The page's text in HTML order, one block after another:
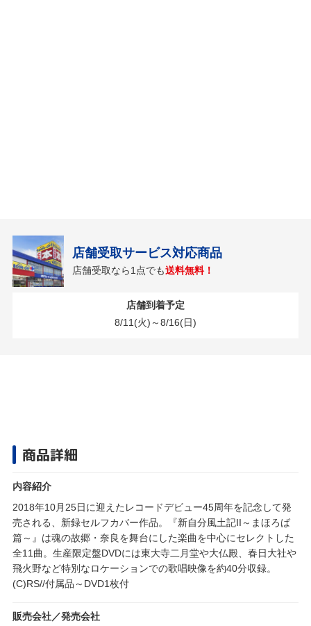
店舗受取サービス対応商品
店舗受取なら1点でも送料無料！
店舗到着予定
8/11(火)～8/16(日)
商品詳細
内容紹介
2018年10月25日に迎えたレコードデビュー45周年を記念して発
売される、新録セルフカバー作品。『新自分風土記II～まほろば
篇～』は魂の故郷・奈良を舞台にした楽曲を中心にセレクトした
全11曲。生産限定盤DVDには東大寺二月堂や大仏殿、春日大社や
飛火野など特別なロケーションでの歌唱映像を約40分収録。
(C)RS//付属品～DVD1枚付
販売会社／発売会社